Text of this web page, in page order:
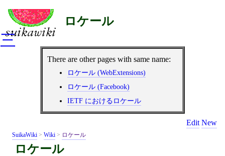
ロケール
There are other pages with same name:
ロケール (WebExtensions)
ロケール (Facebook)
IETF におけるロケール
Edit New
SuikaWiki > Wiki > ロケール
ロケール
三